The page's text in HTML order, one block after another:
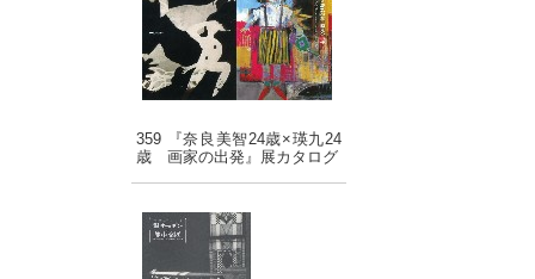
359 『奈良美智24歳×瑛九24
歳 画家の出発』展カタログ